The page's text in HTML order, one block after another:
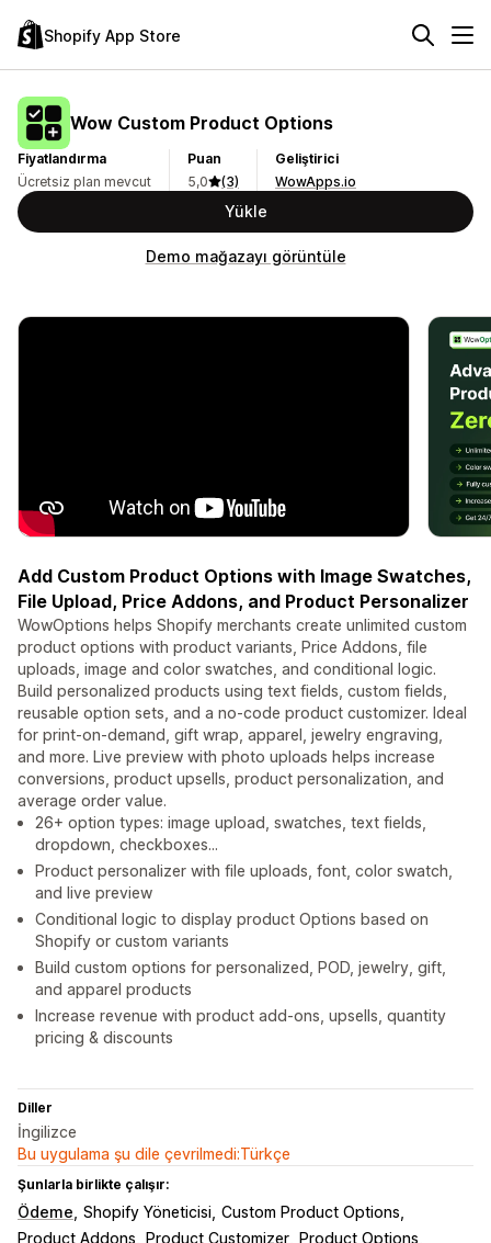
Shopify App Store
Wow Custom Product Options
Fiyatlandırma
Ücretsiz plan mevcut
Puan
5,0
(3)
Geliştirici
WowApps.io
Yükle
Demo mağazayı görüntüle
Add Custom Product Options with Image Swatches,
File Upload, Price Addons, and Product Personalizer
WowOptions helps Shopify merchants create unlimited custom
product options with product variants, Price Addons, file
uploads, image and color swatches, and conditional logic.
Build personalized products using text fields, custom fields,
reusable option sets, and a no-code product customizer. Ideal
for print-on-demand, gift wrap, apparel, jewelry engraving,
and more. Live preview with photo uploads helps increase
conversions, product upsells, product personalization, and
average order value.
26+ option types: image upload, swatches, text fields,
dropdown, checkboxes...
Product personalizer with file uploads, font, color swatch,
and live preview
Conditional logic to display product Options based on
Shopify or custom variants
Build custom options for personalized, POD, jewelry, gift,
and apparel products
Increase revenue with product add-ons, upsells, quantity
pricing & discounts
Diller
İngilizce
Bu uygulama şu dile çevrilmedi:Türkçe
Şunlarla birlikte çalışır:
Ödeme Shopify Yöneticisi Custom Product Options
Product Addons
Product Customizer
Product Options